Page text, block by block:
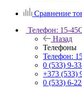
Сравнение
Телефон: 15-45
Назад
Телефоны
Телефон:
0 (533) 9-
+373 (533)
0 (533) 6-